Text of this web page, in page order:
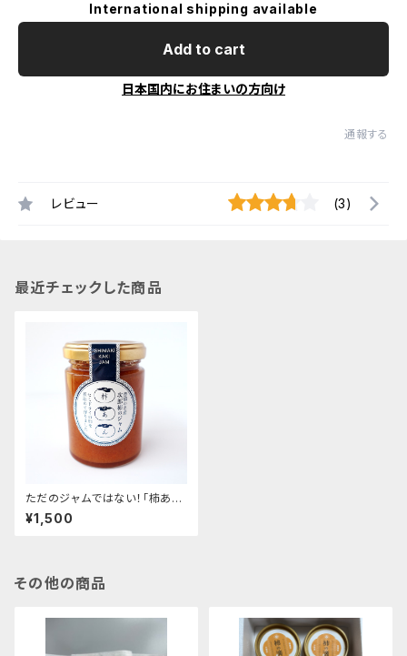
International shipping available
Add to cart
日本国内にお住まいの方向け
通報する
レビュー (3)
最近チェックした商品
ただのジャムではない！「柿あん
ジャム」
¥1,500
その他の商品